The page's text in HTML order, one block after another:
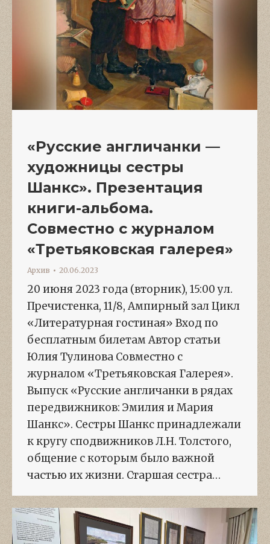
«Русские англичанки —
художницы сестры
Шанкс». Презентация
книги-альбома.
Совместно с журналом
«Третьяковская галерея»
Архив 20.06.2023
20 июня 2023 года (вторник), 15:00 ул.
Пречистенка, 11/8, Ампирный зал Цикл
«Литературная гостиная» Вход по
бесплатным билетам Автор статьи
Юлия Тулинова Совместно с
журналом «Третьяковская Галерея».
Выпуск «Русские англичанки в рядах
передвижников: Эмилия и Мария
Шанкс». Сестры Шанкс принадлежали
к кругу сподвижников Л.Н. Толстого,
общение с которым было важной
частью их жизни. Старшая сестра…